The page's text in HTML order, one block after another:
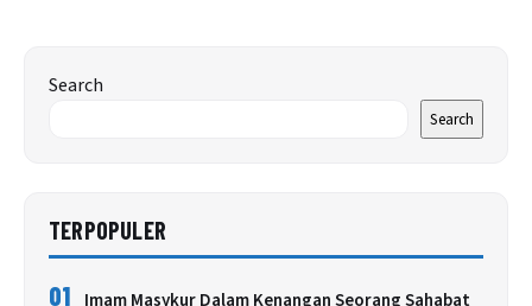
Search
Search
TERPOPULER
01 Imam Masykur Dalam Kenangan Seorang Sahabat